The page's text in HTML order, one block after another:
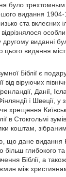
було
видання
ста вклеєних
другому виданні
цього видання
Біблії є
від віруючих
Данії,
і Швеції, у
хрещення
в Стокгольмі
коштам,
що дане видання
більш глибокого та
Біблії, а
між